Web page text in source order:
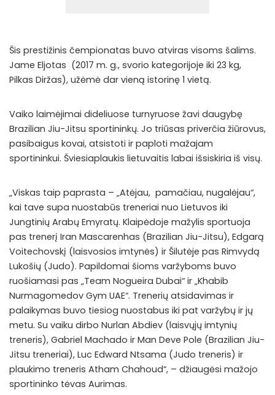
Šis prestižinis čempionatas buvo atviras visoms šalims.
Jame Eljotas (2017 m. g., svorio kategorijoje iki 23 kg,
Pilkas Diržas), užėmė dar vieną istorinę 1 vietą.
Vaiko laimėjimai dideliuose turnyruose žavi daugybę
Brazilian Jiu-Jitsu sportininkų. Jo triūsas priverčia žiūrovus,
pasibaigus kovai, atsistoti ir paploti mažajam
sportininkui. Šviesiaplaukis lietuvaitis labai išsiskiria iš visų.
„Viskas taip paprasta – „Atėjau, pamačiau, nugalėjau“,
kai tave supa nuostabūs treneriai nuo Lietuvos iki
Jungtinių Arabų Emyratų. Klaipėdoje mažylis sportuoja
pas trenerį Iran Mascarenhas (Brazilian Jiu-Jitsu), Edgarą
Voitechovskį (laisvosios imtynės) ir Šilutėje pas Rimvydą
Lukošių (Judo). Papildomai šioms varžyboms buvo
ruošiamasi pas „Team Nogueira Dubai“ ir „Khabib
Nurmagomedov Gym UAE“. Trenerių atsidavimas ir
palaikymas buvo tiesiog nuostabus iki pat varžybų ir jų
metu. Su vaiku dirbo Nurlan Abdiev (laisvųjų imtynių
treneris), Gabriel Machado ir Man Deve Pole (Brazilian Jiu-
Jitsu treneriai), Luc Edward Ntsama (Judo treneris) ir
plaukimo treneris Atham Chahoud“, – džiaugėsi mažojo
sportininko tėvas Aurimas.